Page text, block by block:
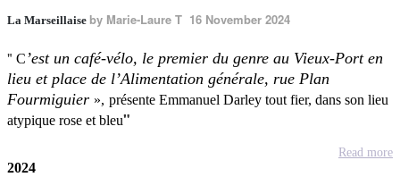
La Marseillaise by Marie-Laure T 16 November 2024
" C’est un café-vélo, le premier du genre au Vieux-Port en
lieu et place de l’Alimentation générale, rue Plan
Fourmiguier », présente Emmanuel Darley tout fier, dans son lieu
atypique rose et bleu"
Read more
2024